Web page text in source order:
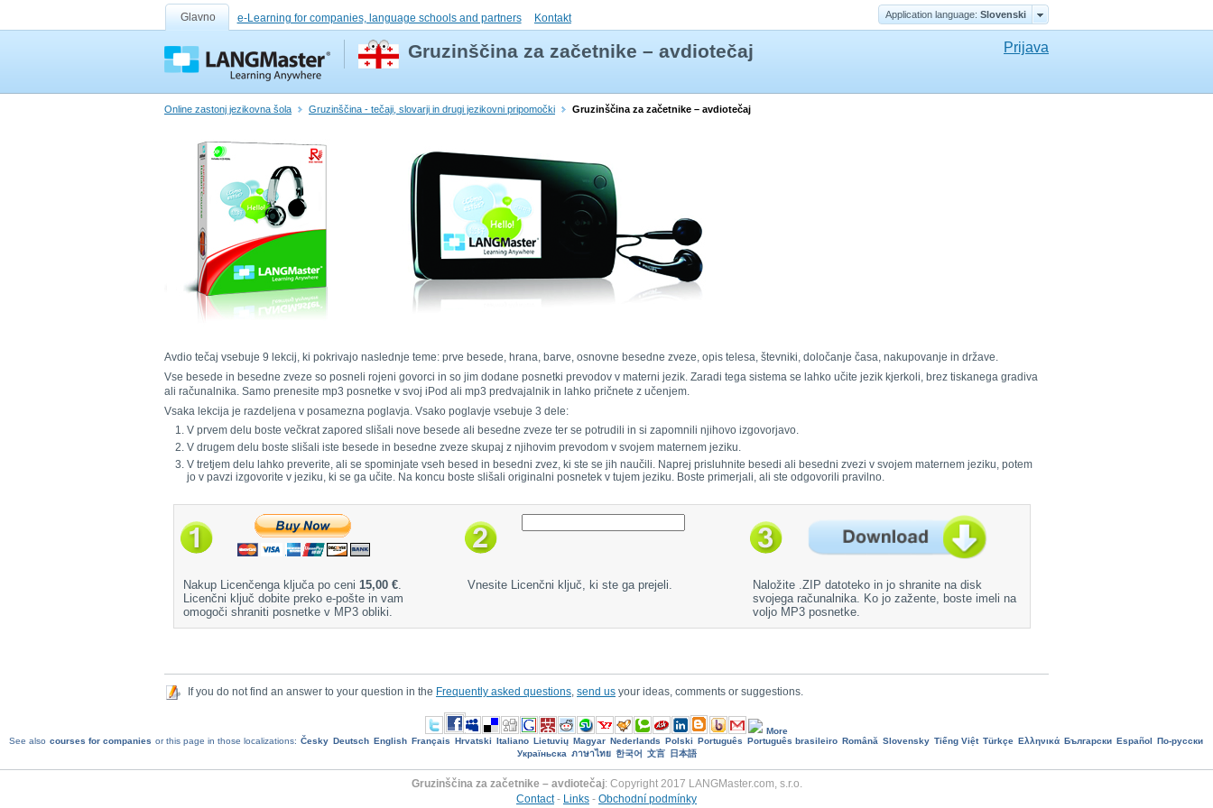
Glavno e-Learning for companies, language schools and partners Kontakt Application language: Slovenski
Gruzinščina za začetnike – avdiotečaj Prijava
Online zastonj jezikovna šola Gruzinščina - tečaji, slovarji in drugi jezikovni pripomočki Gruzinščina za začetnike – avdiotečaj
Avdio tečaj vsebuje 9 lekcij, ki pokrivajo naslednje teme: prve besede, hrana, barve, osnovne besedne zveze, opis telesa, števniki, določanje časa, nakupovanje in države.
Vse besede in besedne zveze so posneli rojeni govorci in so jim dodane posnetki prevodov v materni jezik. Zaradi tega sistema se lahko učite jezik kjerkoli, brez tiskanega gradiva
ali računalnika. Samo prenesite mp3 posnetke v svoj iPod ali mp3 predvajalnik in lahko pričnete z učenjem.
Vsaka lekcija je razdeljena v posamezna poglavja. Vsako poglavje vsebuje 3 dele:
V prvem delu boste večkrat zapored slišali nove besede ali besedne zveze ter se potrudili in si zapomnili njihovo izgovorjavo.
V drugem delu boste slišali iste besede in besedne zveze skupaj z njihovim prevodom v svojem maternem jeziku.
V tretjem delu lahko preverite, ali se spominjate vseh besed in besedni zvez, ki ste se jih naučili. Naprej prisluhnite besedi ali besedni zvezi v svojem maternem jeziku, potem
jo v pavzi izgovorite v jeziku, ki se ga učite. Na koncu boste slišali originalni posnetek v tujem jeziku. Boste primerjali, ali ste odgovorili pravilno.
Nakup Licenčenga ključa po ceni 15,00 €.
Licenčni ključ dobite preko e-pošte in vam
omogoči shraniti posnetke v MP3 obliki.
Vnesite Licenčni ključ, ki ste ga prejeli.
Naložite .ZIP datoteko in jo shranite na disk
svojega računalnika. Ko jo zažente, boste imeli na
voljo MP3 posnetke.
If you do not find an answer to your question in the Frequently asked questions send us your ideas, comments or suggestions.
More
See also courses for companies or this page in those localizations: Česky Deutsch English Français Hrvatski Italiano Lietuvių Magyar Nederlands Polski Português Português brasileiro Română Slovensky Tiếng Việt Türkçe Ελληνικά Български Еspañol
По-русски
Україньска ภาษาไทย 한국어 文言 日本語
Gruzinščina za začetnike – avdiotečaj: Copyright 2017 LANGMaster.com, s.r.o.
Contact- Links - Obchodní podmínky